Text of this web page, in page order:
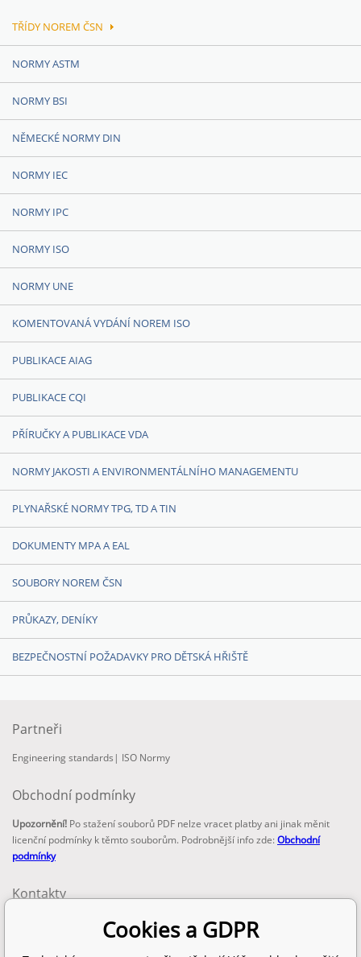
TŘÍDY NOREM ČSN
NORMY ASTM
NORMY BSI
NĚMECKÉ NORMY DIN
NORMY IEC
NORMY IPC
NORMY ISO
NORMY UNE
KOMENTOVANÁ VYDÁNÍ NOREM ISO
PUBLIKACE AIAG
PUBLIKACE CQI
PŘÍRUČKY A PUBLIKACE VDA
NORMY JAKOSTI A ENVIRONMENTÁLNÍHO MANAGEMENTU
PLYNAŘSKÉ NORMY TPG, TD A TIN
DOKUMENTY MPA A EAL
SOUBORY NOREM ČSN
PRŮKAZY, DENÍKY
BEZPEČNOSTNÍ POŽADAVKY PRO DĚTSKÁ HŘIŠTĚ
Partneři
Engineering standards | ISO Normy
Obchodní podmínky
Upozornění! Po stažení souborů PDF nelze vracet platby ani jinak měnit
licenční podmínky k těmto souborům. Podrobnější info zde:Obchodní
podmínky
Kontakty
info@technickenormy.cz
obchod@technickenormy.cz
Cookies a GDPR